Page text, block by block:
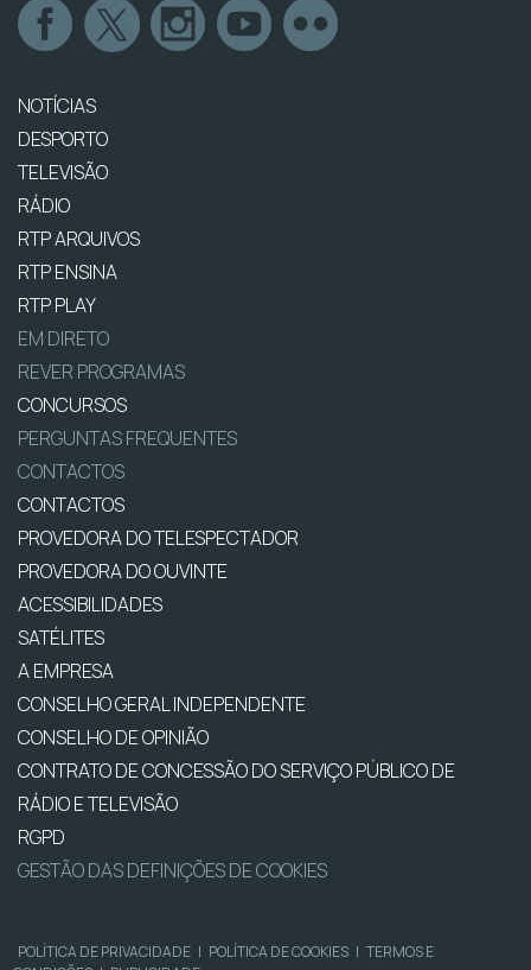
NOTÍCIAS
DESPORTO
TELEVISÃO
RÁDIO
RTP ARQUIVOS
RTP ENSINA
RTP PLAY
EM DIRETO
REVER PROGRAMAS
CONCURSOS
PERGUNTAS FREQUENTES
CONTACTOS
CONTACTOS
PROVEDORA DO TELESPECTADOR
PROVEDORA DO OUVINTE
ACESSIBILIDADES
SATÉLITES
A EMPRESA
CONSELHO GERAL INDEPENDENTE
CONSELHO DE OPINIÃO
CONTRATO DE CONCESSÃO DO SERVIÇO PÚBLICO DE
RÁDIO E TELEVISÃO
RGPD
GESTÃO DAS DEFINIÇÕES DE COOKIES
POLÍTICA DE PRIVACIDADE | POLÍTICA DE COOKIES | TERMOS E